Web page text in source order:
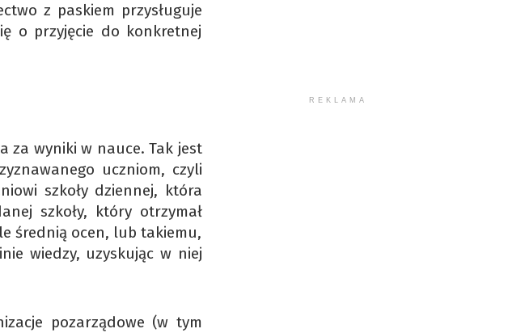
z paskiem przysługuje
o przyjęcie do konkretnej
za wyniki w nauce. Tak jest
uczniom, czyli
szkoły dziennej, która
szkoły, który otrzymał
średnią ocen, lub takiemu,
wiedzy, uzyskując w niej
pozarządowe (w tym
REKLAMA